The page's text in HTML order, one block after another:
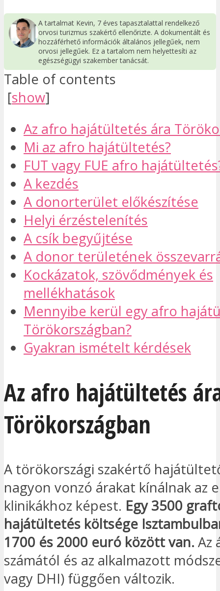
A tartalmat Kevin, 7 éves tapasztalattal rendelkező
orvosi turizmus szakértő ellenőrizte. A dokumentált és
hozzáférhető információk általános jellegűek, nem
orvosi jellegűek. Ez a tartalom nem helyettesíti az
egészségügyi szakember tanácsát.
Table of contents
[show]
Az afro hajátültetés ára
Mi az afro hajátültetés?
FUT vagy FUE afro
A kezdés
A donorterület előkészítése
Helyi érzéstelenítés
A csík begyűjtése
A donor területének
Kockázatok, szövődmények és
mellékhatások
Mennyibe kerül egy afro
Törökországban?
Gyakran ismételt kérdések
Az afro hajátültetés
Törökországban
A törökországi szakértő
nagyon vonzó árakat kínálnak az
klinikákhoz képest. Egy 3500
hajátültetés költsége
1700 és 2000 euró között van. Az
számától és az alkalmazott
vagy DHI) függően változik.